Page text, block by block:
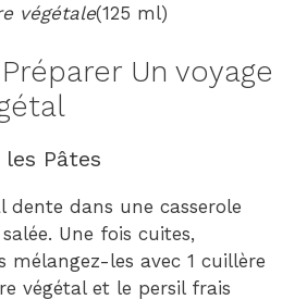
végétale(125 ml)
Un voyage
Pâtes
dente dans une casserole
Une fois cuites,
mélangez-les avec 1 cuillère
végétal et le persil frais